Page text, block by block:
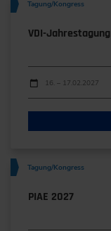
Tagung/Kongress
VDI-
Durchführungen
Veranstaltungsdatum
16. – 17.02.2027
Tagung/Kongress
PIAE 2027